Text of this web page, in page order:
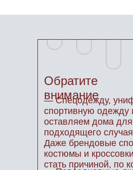
— Спецодежду,
спортивную одежду
оставляем дома
подходящего
Даже брендовые
костюмы и
стать причиной, по
Обратите
внимание